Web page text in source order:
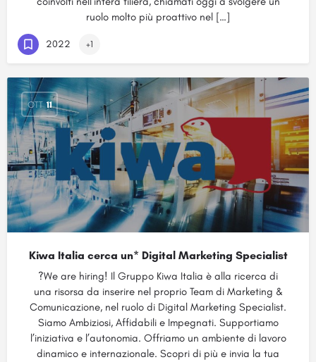
ruolo molto più proattivo nel […]
2022 +1
OTT 11
Kiwa Italia cerca un* Digital Marketing Specialist
?We are hiring! Il Gruppo Kiwa Italia è alla ricerca di
una risorsa da inserire nel proprio Team di Marketing &
Comunicazione, nel ruolo di Digital Marketing Specialist.
Siamo Ambiziosi, Affidabili e Impegnati. Supportiamo
l’iniziativa e l’autonomia. Offriamo un ambiente di lavoro
dinamico e internazionale. Scopri di più e invia la tua